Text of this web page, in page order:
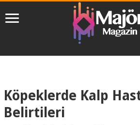
Köpeklerde Kalp
Belirtileri